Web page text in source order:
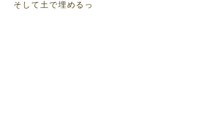
そして土で埋めるっ